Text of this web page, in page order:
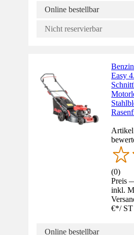
Online bestellbar
Nicht reservierbar
Easy
(0)
Preis
inkl.
€*/ ST
Online bestellbar